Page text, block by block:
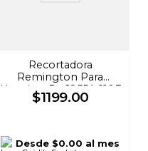
Recortadora
Remington Para
Hombre Pg6855A-110F
$1199.00
Desde $0.00 al mes